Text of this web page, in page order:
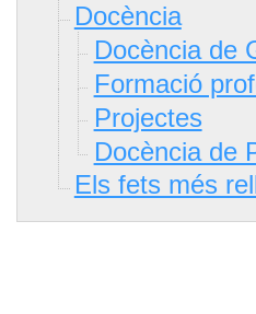
Docència
Docència de
Formació
Projectes
Docència de
Els fets més